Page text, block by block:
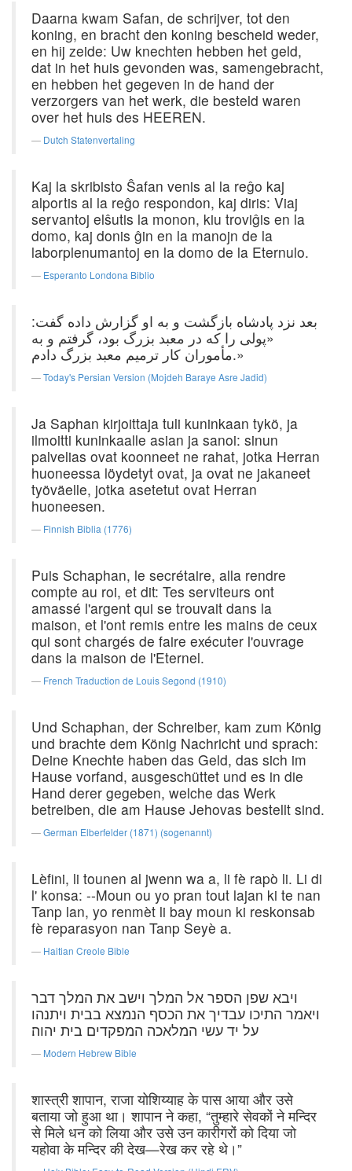
Daarna kwam Safan, de schrijver, tot den
koning, en bracht den koning bescheid weder,
en hij zeide: Uw knechten hebben het geld,
dat in het huis gevonden was, samengebracht,
en hebben het gegeven in de hand der
verzorgers van het werk, die besteld waren
over het huis des HEEREN.
Dutch Statenvertaling
Kaj la skribisto Ŝafan venis al la reĝo kaj
alportis al la reĝo respondon, kaj diris: Viaj
servantoj elŝutis la monon, kiu troviĝis en la
domo, kaj donis ĝin en la manojn de la
laborplenumantoj en la domo de la Eternulo.
Esperanto Londona Biblio
بعد نزد پادشاه بازگشت و به او گزارش داده گفت:
«پولی را که در معبد بزرگ بود، گرفتم و به
مأموران کار ترمیم معبد بزرگ دادم.»
Today's Persian Version (Mojdeh Baraye Asre Jadid)
Ja Saphan kirjoittaja tuli kuninkaan tykö, ja
ilmoitti kuninkaalle asian ja sanoi: sinun
palvelias ovat koonneet ne rahat, jotka Herran
huoneessa löydetyt ovat, ja ovat ne jakaneet
työväelle, jotka asetetut ovat Herran
huoneesen.
Finnish Biblia (1776)
Puis Schaphan, le secrétaire, alla rendre
compte au roi, et dit: Tes serviteurs ont
amassé l'argent qui se trouvait dans la
maison, et l'ont remis entre les mains de ceux
qui sont chargés de faire exécuter l'ouvrage
dans la maison de l'Eternel.
French Traduction de Louis Segond (1910)
Und Schaphan, der Schreiber, kam zum König
und brachte dem König Nachricht und sprach:
Deine Knechte haben das Geld, das sich im
Hause vorfand, ausgeschüttet und es in die
Hand derer gegeben, welche das Werk
betreiben, die am Hause Jehovas bestellt sind.
German Elberfelder (1871) (sogenannt)
Lèfini, li tounen al jwenn wa a, li fè rapò li. Li di
l' konsa: --Moun ou yo pran tout lajan ki te nan
Tanp lan, yo renmèt li bay moun ki reskonsab
fè reparasyon nan Tanp Seyè a.
Haitian Creole Bible
ויבא שפן הספר אל המלך וישב את המלך דבר
ויאמר התיכו עבדיך את הכסף הנמצא בבית ויתנהו
על יד עשי המלאכה המפקדים בית יהוה׃
Modern Hebrew Bible
शास्त्री शापान, राजा योशिय्याह के पास आया और उसे
बताया जो हुआ था। शापान ने कहा, “तुम्हारे सेवकों ने मन्दिर
से मिले धन को लिया और उसे उन कारीगरों को दिया जो
यहोवा के मन्दिर की देख—रेख कर रहे थे।”